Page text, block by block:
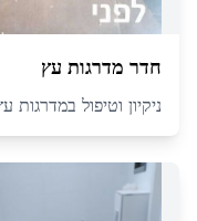
חדר מדרגות עץ
ניקיון וטיפול